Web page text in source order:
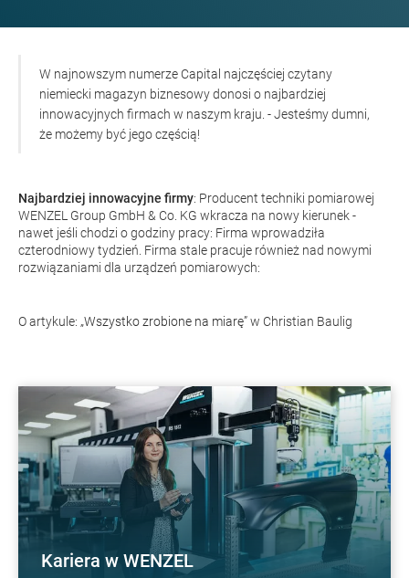
W najnowszym numerze Capital najczęściej czytany
niemiecki magazyn biznesowy donosi o najbardziej
innowacyjnych firmach w naszym kraju. - Jesteśmy dumni,
że możemy być jego częścią!
Najbardziej innowacyjne firmy: Producent techniki pomiarowej
WENZEL Group GmbH & Co. KG wkracza na nowy kierunek -
nawet jeśli chodzi o godziny pracy: Firma wprowadziła
czterodniowy tydzień. Firma stale pracuje również nad nowymi
rozwiązaniami dla urządzeń pomiarowych:
O artykule: „Wszystko zrobione na miarę”w Christian Baulig
Kariera w WENZEL